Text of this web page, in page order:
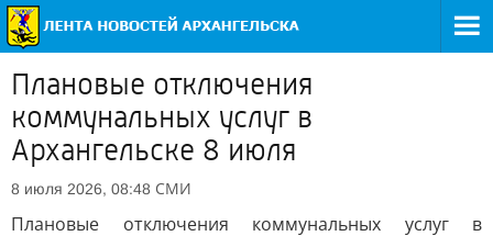
Плановые отключения
коммунальных услуг в
Архангельске 8 июля
8 июля 2026, 08:48 СМИ
Плановые отключения коммунальных услуг в